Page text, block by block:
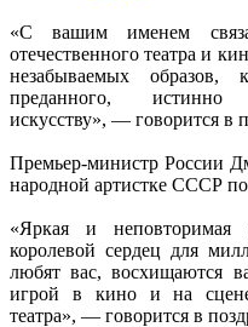
«С вашим именем
отечественного театра и
незабываемых
преданного, истинно
искусству», — говорится в
Премьер-министр России
народной артистке СССР
«Яркая и
королевой сердец для
любят вас, восхищаются
игрой в кино и на сцене
театра», — говорится в